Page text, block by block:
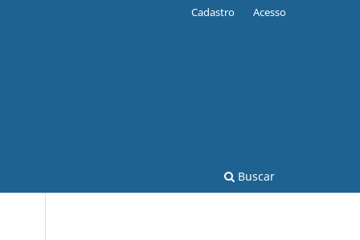
Buscar
Cadastro Acesso